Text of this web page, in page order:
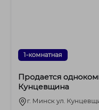
1-комнатная
Продается
Кунцевщина
г. Минск ул.